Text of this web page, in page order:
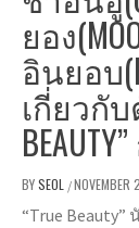
ยอง
อินยอบ
เกี่ยวกับ
BYSEOL /
“True